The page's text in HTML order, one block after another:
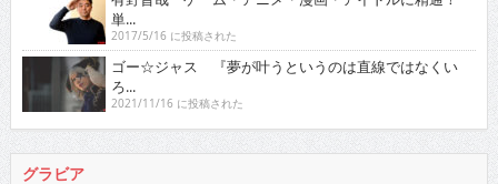
単...
2017/5/16 に投稿された
ゴー☆ジャス 『夢が叶うというのは直線ではなくい
ろ...
2021/11/16 に投稿された
グラビア